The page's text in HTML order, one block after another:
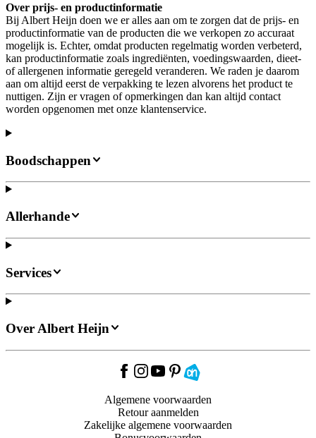
Over prijs- en productinformatie
Bij Albert Heijn doen we er alles aan om te zorgen dat de prijs- en
productinformatie van de producten die we verkopen zo accuraat
mogelijk is. Echter, omdat producten regelmatig worden verbeterd,
kan productinformatie zoals ingrediënten, voedingswaarden, dieet-
of allergenen informatie geregeld veranderen. We raden je daarom
aan om altijd eerst de verpakking te lezen alvorens het product te
nuttigen. Zijn er vragen of opmerkingen dan kan altijd contact
worden opgenomen met onze klantenservice.
Boodschappen
Allerhande
Services
Over Albert Heijn
Algemene voorwaarden
Retour aanmelden
Zakelijke algemene voorwaarden